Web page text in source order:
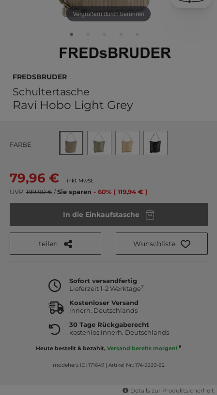
Vergrößern durch berühren
FREDsBRUDER
Schultertasche
Ravi Hobo Light Grey
FARBE
79,96 € inkl. MwSt.
UVP: 199,90 €/Sie sparen - 60% ( 119,94 € )
In die Einkaufstasche
teilen Wunschliste
Sofort versandfertig
Lieferzeit 1-2 Werktage7
Kostenloser Versand
innerh. Deutschlands
30 Tage Rückgaberecht
kostenlos innerh. Deutschlands
Heute bestellt & bezahlt, Versand bereits morgen! 8
modeherz ID: 171649| Artikel Nr.: 174-3339-82
Details zur Produktsicherheit